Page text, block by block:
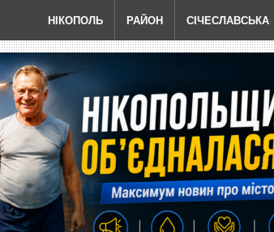
НІКОПОЛЬ РАЙОН СІЧЕСЛАВСЬКА